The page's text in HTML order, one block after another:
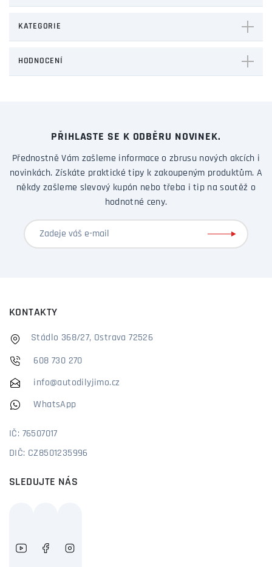
KATEGORIE
HODNOCENÍ
PŘIHLASTE SE K ODBĚRU NOVINEK.
Přednostně Vám zašleme informace o zbrusu nových akcích i
novinkách. Získáte praktické tipy k zakoupeným produktům. A
někdy zašleme slevový kupón nebo třeba i tip na soutěž o
hodnotné ceny.
KONTAKTY
Stádlo 368/27, Ostrava 72526
608 730 270
info@autodilyjimo.cz
WhatsApp
IČ: 76507017
DIČ: CZ8501235996
SLEDUJTE NÁS